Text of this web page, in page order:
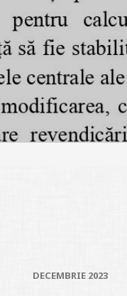
DECEMBRIE 2023